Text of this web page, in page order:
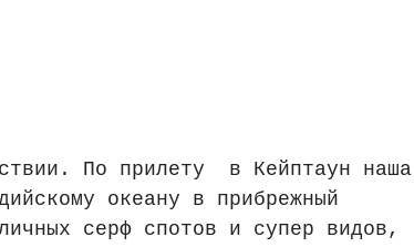
По прилету  в Кейптаун наша
океану в прибрежный
серф спотов и супер видов,